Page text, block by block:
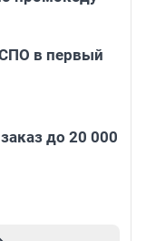
в первый
до 20 000